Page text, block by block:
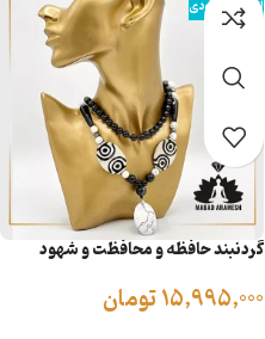
اتمام موجودی
گردنبند حافظه و محافظت و شهود
15,995,000تومان